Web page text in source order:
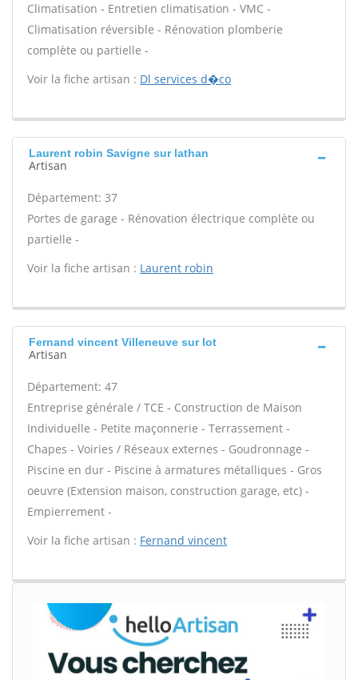
Climatisation - Entretien climatisation - VMC -
Climatisation réversible - Rénovation plomberie
complète ou partielle -
Voir la fiche artisan : Dl services d�co
Laurent robin Savigne sur lathan
Artisan
Département: 37
Portes de garage - Rénovation électrique complète ou
partielle -
Voir la fiche artisan : Laurent robin
Fernand vincent Villeneuve sur lot
Artisan
Département: 47
Entreprise générale / TCE - Construction de Maison
Individuelle - Petite maçonnerie - Terrassement -
Chapes - Voiries / Réseaux externes - Goudronnage -
Piscine en dur - Piscine à armatures métalliques - Gros
oeuvre (Extension maison, construction garage, etc) -
Empierrement -
Voir la fiche artisan : Fernand vincent